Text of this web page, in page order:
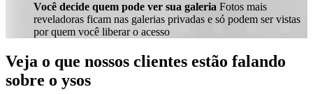
Você decide quem pode ver sua galeria Fotos mais
reveladoras ficam nas galerias privadas e só podem ser vistas
por quem você liberar o acesso
Veja o que nossos clientes estão falando
sobre o ysos